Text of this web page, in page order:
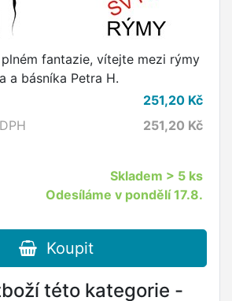
fantazie, vítejte mezi rýmy
a básníka Petra H.
251,20 Kč
251,20 Kč
Skladem > 5 ks
Odesíláme v pondělí 17.8.
Koupit
této kategorie -